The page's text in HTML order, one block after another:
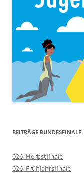
BEITRÄGE BUNDESFINALE
026_Herbstfinale
026_Frühjahrsfinale